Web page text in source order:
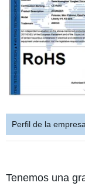
Perfil de la
Tenemos una